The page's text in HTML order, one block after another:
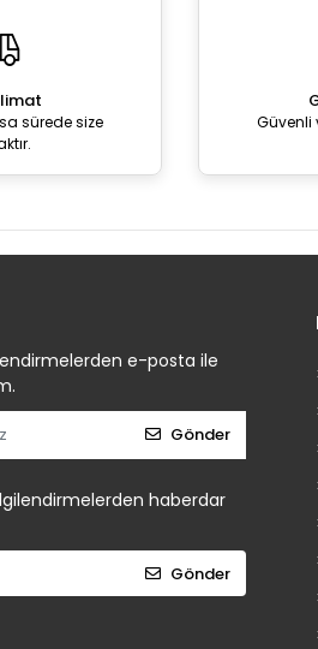
sürede size
Güvenli
e-posta ile
Gönder
haberdar
Gönder